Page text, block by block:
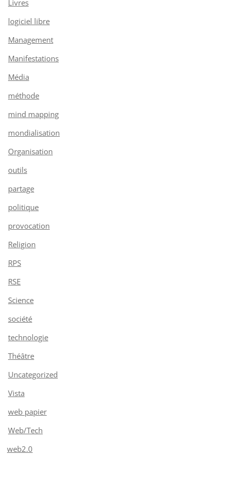
Livres
logiciel libre
Management
Manifestations
Média
méthode
mind mapping
mondialisation
Organisation
outils
partage
politique
provocation
Religion
RPS
RSE
Science
société
technologie
Théâtre
Uncategorized
Vista
web papier
Web/Tech
web2.0